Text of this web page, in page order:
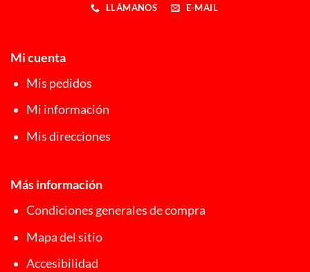
LLÁMANOS E-MAIL
Mi cuenta
Mis pedidos
Mi información
Mis direcciones
Más información
Condiciones generales de compra
Mapa del sitio
Accesibilidad